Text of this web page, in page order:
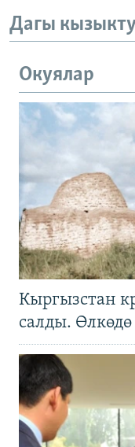
Дагы
Окуялар
Кыргызстан
салды.